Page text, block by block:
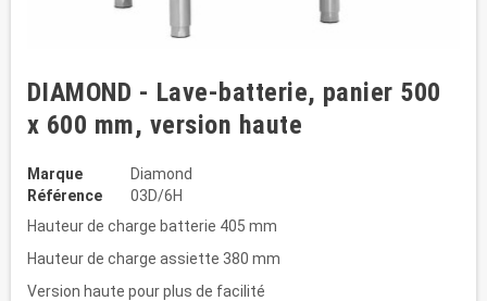
DIAMOND - Lave-batterie, panier 500
x 600 mm, version haute
Marque
Diamond
Référence
03D/6H
Hauteur de charge batterie 405 mm
Hauteur de charge assiette 380 mm
Version haute pour plus de facilité